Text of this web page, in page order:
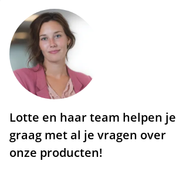
Lotte en haar team helpen je
graag met al je vragen over
onze producten!